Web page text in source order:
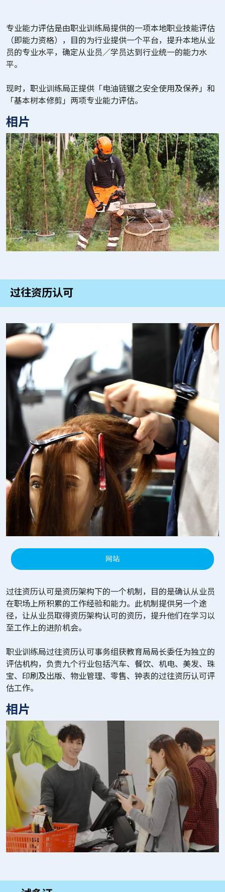
专业能力评估是由职业训练局提供的一项本地职业技能评估
（即能力资格），目的为行业提供一个平台，提升本地从业
员的专业水平，确定从业员／学员达到行业统一的能力水
平。
现时，职业训练局正提供「电油链锯之安全使用及保养」和
「基本树本修剪」两项专业能力评估。
相片
过往资历认可
网站
过往资历认可是资历架构下的一个机制，目的是确认从业员
在职场上所积累的工作经验和能力。此机制提供另一个途
径，让从业员取得资历架构认可的资历，提升他们在学习以
至工作上的进阶机会。
职业训练局过往资历认可事务组获教育局局长委任为独立的
评估机构，负责九个行业包括汽车、餐饮、机电、美发、珠
宝、印刷及出版、物业管理、零售、钟表的过往资历认可评
估工作。
相片